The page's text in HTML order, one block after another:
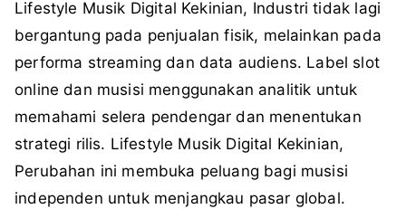
Lifestyle Musik Digital Kekinian, Industri tidak lagi
bergantung pada penjualan fisik, melainkan pada
performa streaming dan data audiens. Label slot
onlinedan musisi menggunakan analitik untuk
memahami selera pendengar dan menentukan
strategi rilis. Lifestyle Musik Digital Kekinian,
Perubahan ini membuka peluang bagi musisi
independen untuk menjangkau pasar global.